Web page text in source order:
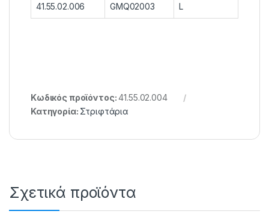
41.55.02.006 GMQ02003 L
Κωδικός προϊόντος:41.55.02.004
Κατηγορία: Στριφτάρια
Σχετικά προϊόντα